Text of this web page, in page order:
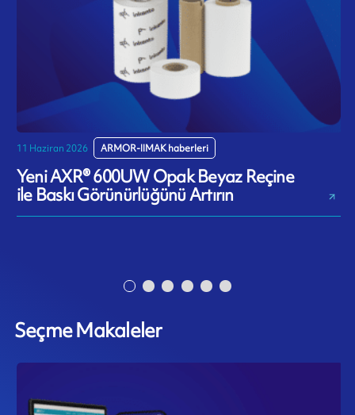
11 Haziran 2026 ARMOR-IIMAK haberleri
Yeni AXR® 600UW Opak Beyaz Reçine
ile Baskı Görünürlüğünü Artırın
Seçme Makaleler